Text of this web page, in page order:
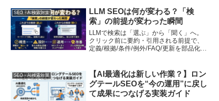
SEO・AI検索対策
LLM SEOは何が変わる？「検
索」の前提が変わった瞬間
LLMで検索は「選ぶ」から「聞く」へ。
クリック前に要約・引用される前提で、
定義/根拠/条件/例外/FAQ/更新を部品化
SEO・AI検索対策
【AI最適化は新しい作業？】ロン
グテールSEOを“今の運用”に戻し
て成果につなげる実装ガイド